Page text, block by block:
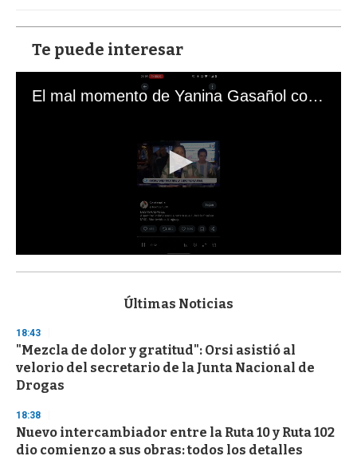
Te puede interesar
El mal momento de Yanina Gasañol con un hincha argentino en "Subrayado"
s
d
s
o
f
3
s
e
c
o
Últimas Noticias
18:43
"Mezcla de dolor y gratitud": Orsi asistió al
velorio del secretario de la Junta Nacional de
Drogas
18:38
Nuevo intercambiador entre la Ruta 10 y Ruta 102
dio comienzo a sus obras: todos los detalles